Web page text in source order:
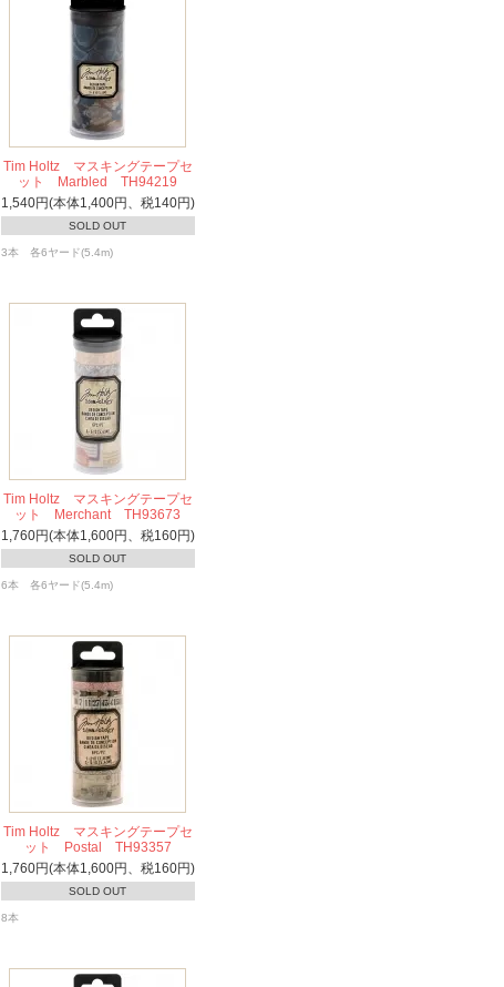
Tim Holtz マスキングテープセ
ット Marbled TH94219
1,540円(本体1,400円、税140円)
SOLD OUT
3本 各6ヤード(5.4m)
Tim Holtz マスキングテープセ
ット Merchant TH93673
1,760円(本体1,600円、税160円)
SOLD OUT
6本 各6ヤード(5.4m)
Tim Holtz マスキングテープセ
ット Postal TH93357
1,760円(本体1,600円、税160円)
SOLD OUT
8本